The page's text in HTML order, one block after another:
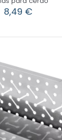
8,49 €